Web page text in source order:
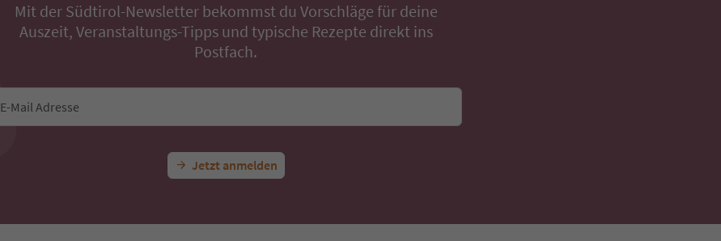
Mit der Südtirol-Newsletter bekommst du Vorschläge für deine
Auszeit, Veranstaltungs-Tipps und typische Rezepte direkt ins
Postfach.
E-Mail Adresse
Jetzt anmelden